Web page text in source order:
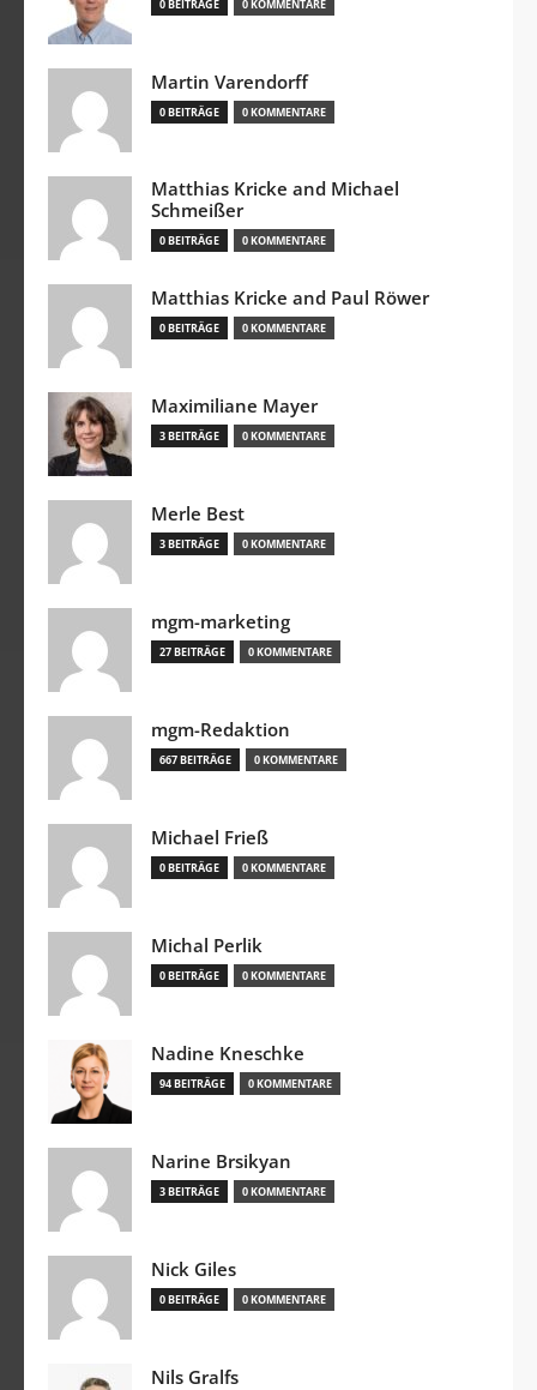
0 BEITRÄGE 0 KOMMENTARE
Martin Varendorff
0 BEITRÄGE 0 KOMMENTARE
Matthias Kricke and Michael
Schmeißer
0 BEITRÄGE 0 KOMMENTARE
Matthias Kricke and Paul Röwer
0 BEITRÄGE 0 KOMMENTARE
Maximiliane Mayer
3 BEITRÄGE 0 KOMMENTARE
Merle Best
3 BEITRÄGE 0 KOMMENTARE
mgm-marketing
27 BEITRÄGE 0 KOMMENTARE
mgm-Redaktion
667 BEITRÄGE 0 KOMMENTARE
Michael Frieß
0 BEITRÄGE 0 KOMMENTARE
Michal Perlik
0 BEITRÄGE 0 KOMMENTARE
Nadine Kneschke
94 BEITRÄGE 0 KOMMENTARE
Narine Brsikyan
3 BEITRÄGE 0 KOMMENTARE
Nick Giles
0 BEITRÄGE 0 KOMMENTARE
Nils Gralfs